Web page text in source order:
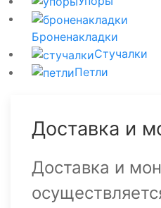
Броненакладки
Стучалки
Петли
Доставка и
Доставка и